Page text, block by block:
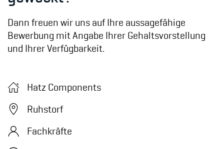
Dann freuen wir uns auf Ihre aussagefähige
Bewerbung mit Angabe Ihrer Gehaltsvorstellung
und Ihrer Verfügbarkeit.
Hatz Components
Ruhstorf
Fachkräfte